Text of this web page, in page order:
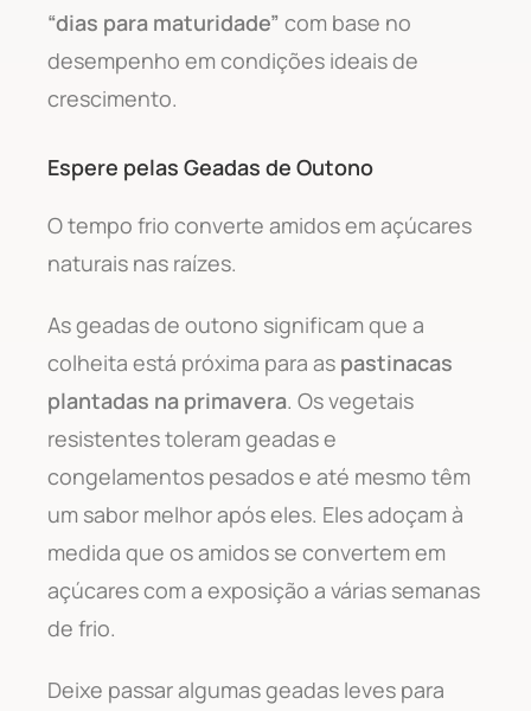
“dias para maturidade” com base no
desempenho em condições ideais de
crescimento.
Espere pelas Geadas de Outono
O tempo frio converte amidos em açúcares
naturais nas raízes.
As geadas de outono significam que a
colheita está próxima para as pastinacas
plantadas na primavera. Os vegetais
resistentes toleram geadas e
congelamentos pesados e até mesmo têm
um sabor melhor após eles. Eles adoçam à
medida que os amidos se convertem em
açúcares com a exposição a várias semanas
de frio.
Deixe passar algumas geadas leves para